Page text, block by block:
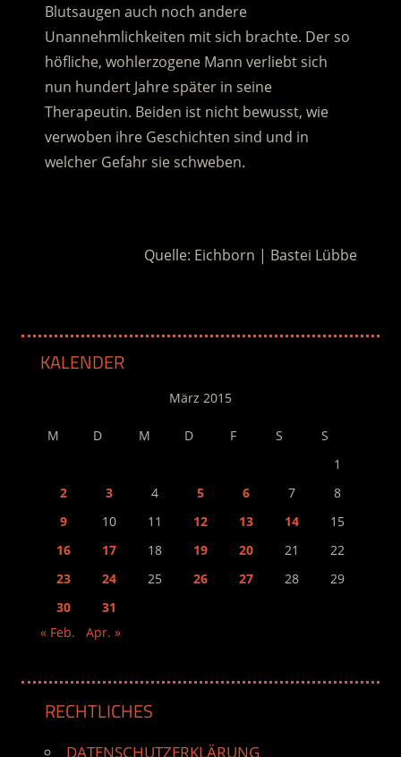
Blutsaugen auch noch andere
Unannehmlichkeiten mit sich brachte. Der so
höfliche, wohlerzogene Mann verliebt sich
nun hundert Jahre später in seine
Therapeutin. Beiden ist nicht bewusst, wie
verwoben ihre Geschichten sind und in
welcher Gefahr sie schweben.
Quelle: Eichborn | Bastei Lübbe
KALENDER
März 2015
M D M D F S
S
1
2
3 4 5 6 7
8
9
10 11 12 13 14
15
16
17 18 19 20 21
22
23
24 25 26 27 28
29
30
31
« Feb.
Apr. »
RECHTLICHES
DATENSCHUTZERKLÄRUNG